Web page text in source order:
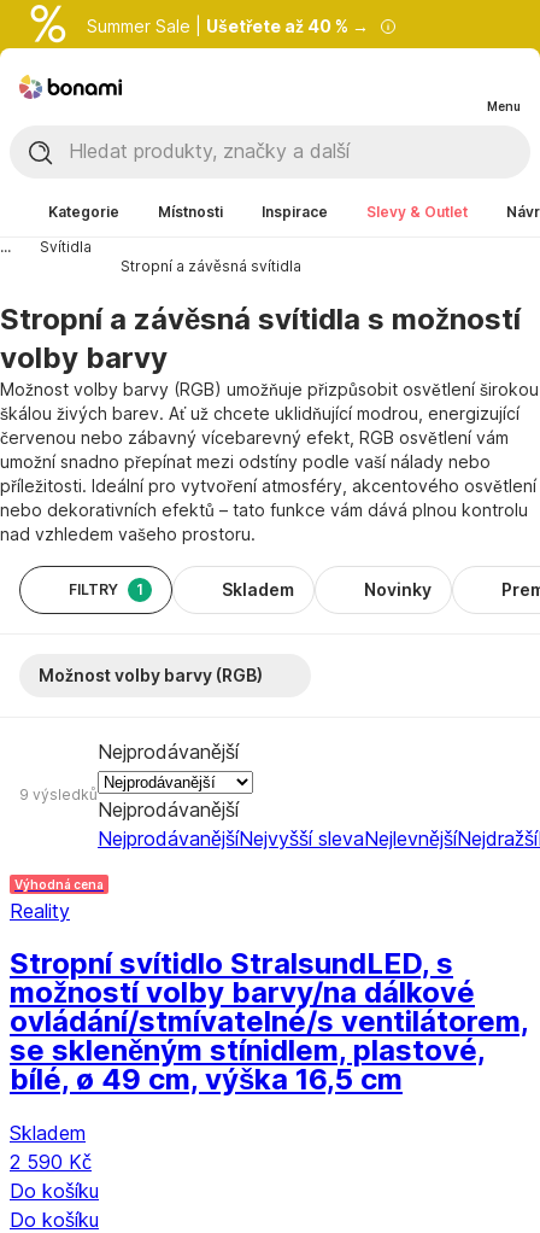
Summer Sale | Ušetřete až 40 % →
Menu
Kategorie Místnosti Inspirace Slevy & Outlet
...
Svítidla
Stropní a závěsná svítidla
Stropní a závěsná svítidla s možností
volby barvy
Možnost volby barvy (RGB) umožňuje přizpůsobit osvětlení širokou
škálou živých barev. Ať už chcete uklidňující modrou, energizující
červenou nebo zábavný vícebarevný efekt, RGB osvětlení vám
umožní snadno přepínat mezi odstíny podle vaší nálady nebo
příležitosti. Ideální pro vytvoření atmosféry, akcentového osvětlení
nebo dekorativních efektů – tato funkce vám dává plnou kontrolu
nad vzhledem vašeho prostoru.
FILTRY 1 Skladem Novinky
Možnost volby barvy (RGB)
9 výsledků
Nejprodávanější
Nejprodávanější
NejprodávanějšíNejvyšší slevaNejlevnějšíNejdražší
Výhodná cena
Reality
Stropní svítidlo StralsundLED, s
možností volby barvy/na dálkové
ovládání/stmívatelné/s ventilátorem,
se skleněným stínidlem, plastové,
bílé, ø 49 cm, výška 16,5 cm
Skladem
2 590 Kč
Do košíku
Do košíku